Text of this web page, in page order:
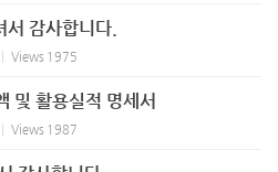
감사합니다.
Views 1975
및 활용실적 명세서
Views 1987